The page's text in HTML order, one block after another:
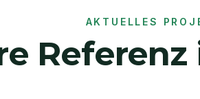
AKTUELLES
Referenz